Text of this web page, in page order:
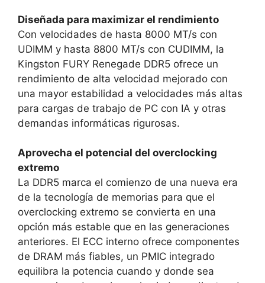
Diseñada para maximizar el rendimiento
Con velocidades de hasta 8000 MT/s con
UDIMM y hasta 8800 MT/s con CUDIMM, la
Kingston FURY Renegade DDR5 ofrece un
rendimiento de alta velocidad mejorado con
una mayor estabilidad a velocidades más altas
para cargas de trabajo de PC con IA y otras
demandas informáticas rigurosas.
Aprovecha el potencial del overclocking
extremo
La DDR5 marca el comienzo de una nueva era
de la tecnología de memorias para que el
overclocking extremo se convierta en una
opción más estable que en las generaciones
anteriores. El ECC interno ofrece componentes
de DRAM más fiables, un PMIC integrado
equilibra la potencia cuando y donde sea